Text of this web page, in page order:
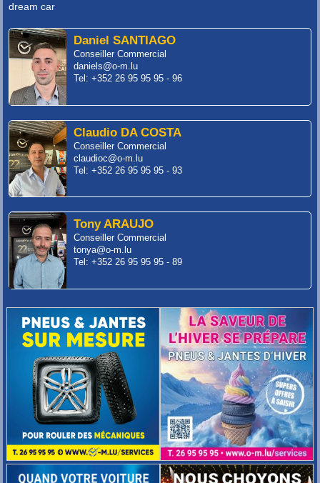
dream car
Daniel SANTIAGO
Conseiller Commercial
daniels@o-m.lu
Tel: +352 26 95 95 95 - 96
Claudio DA COSTA
Conseiller Commercial
claudioc@o-m.lu
Tel: +352 26 95 95 95 - 93
Tony ARAUJO
Conseiller Commercial
tonya@o-m.lu
Tel: +352 26 95 95 95 - 89